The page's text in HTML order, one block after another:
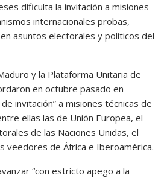
dificulta la invitación a misiones
internacionales probas,
asuntos electorales y políticos del
y la Plataforma Unitaria de
en octubre pasado en
invitación” a misiones técnicas de
ellas las de Unión Europea, el
de las Naciones Unidas, el
veedores de África e Iberoamérica.
“con estricto apego a la